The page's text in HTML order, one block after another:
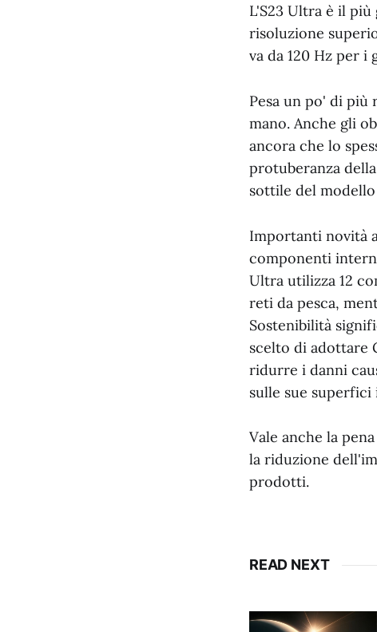
L'S23 Ultra è il
risoluzione
va da 120 Hz per i
Pesa un po' di
mano. Anche gli
ancora che lo
protuberanza
sottile del
Importanti novità
componenti
Ultra utilizza 12
reti da pesca,
Sostenibilità
scelto di adottare
ridurre i danni
sulle sue
Vale anche la
la riduzione
prodotti.
READ NEXT